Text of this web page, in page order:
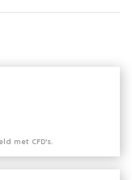
met CFD’s.